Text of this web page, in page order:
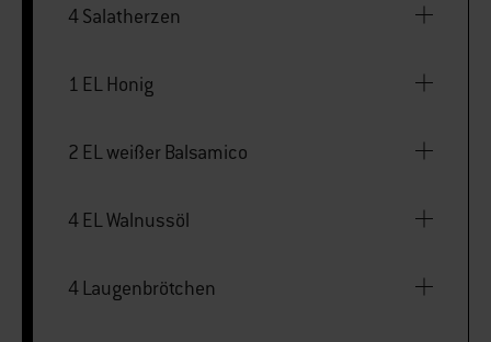
4 Salatherzen
1 EL Honig
2 EL weißer Balsamico
4 EL Walnussöl
4 Laugenbrötchen